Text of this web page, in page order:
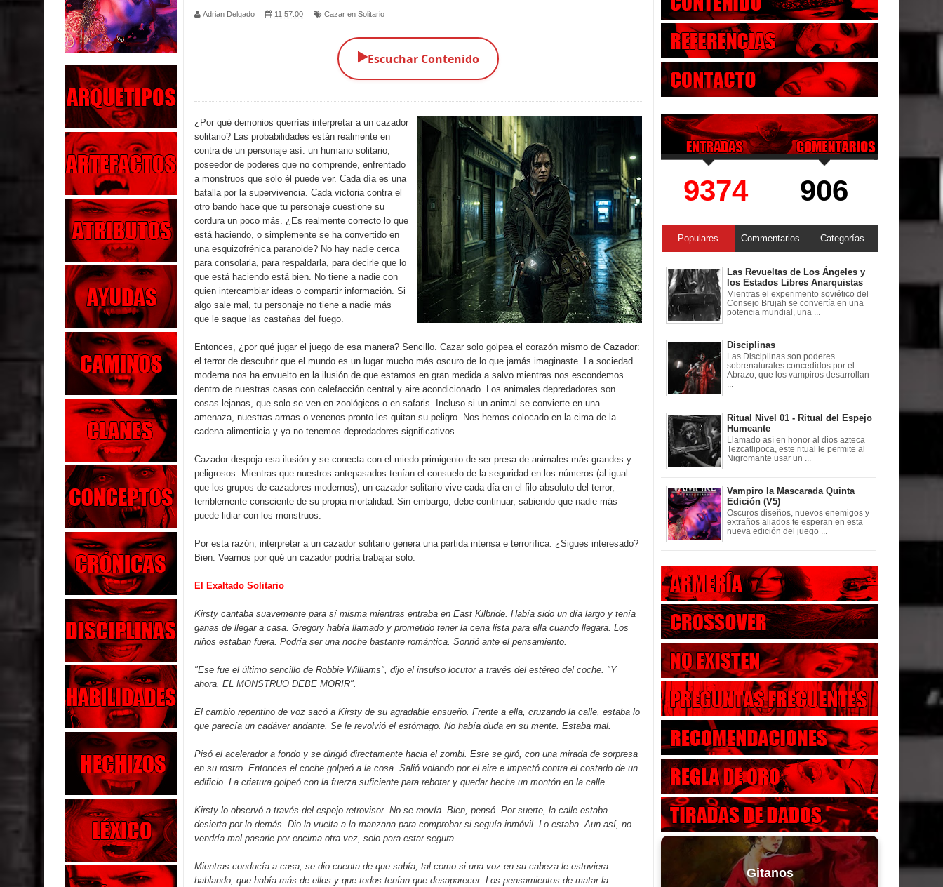
Parte 02: Los Muertos Gobiernan a los Vivos
Parte 01: Escondido a Plena Luz
Parte 02: El Enemigo de mi Enemigo
Parte 06: Coletazos
Parte 05: Los Horrores del Infierno
Parte 04: Oídos Sordos
Parte 03: La Traición
Parte 02: Vuelve el Hijo Prodigo
Parte 03: Reflexiones
Adrian Delgado 11:57:00 Cazar en Solitario
▶️Escuchar Contenido
¿Por qué demonios querrías interpretar a un cazador
solitario? Las probabilidades están realmente en
contra de un personaje así: un humano solitario,
poseedor de poderes que no comprende, enfrentado
a monstruos que solo él puede ver. Cada día es una
batalla por la supervivencia. Cada victoria contra el
otro bando hace que tu personaje cuestione su
cordura un poco más. ¿Es realmente correcto lo que
está haciendo, o simplemente se ha convertido en
una esquizofrénica paranoide? No hay nadie cerca
para consolarla, para respaldarla, para decirle que lo
que está haciendo está bien. No tiene a nadie con
quien intercambiar ideas o compartir información. Si
algo sale mal, tu personaje no tiene a nadie más
que le saque las castañas del fuego.
Entonces, ¿por qué jugar el juego de esa manera? Sencillo. Cazar solo golpea el corazón mismo de Cazador:
el terror de descubrir que el mundo es un lugar mucho más oscuro de lo que jamás imaginaste. La sociedad
moderna nos ha envuelto en la ilusión de que estamos en gran medida a salvo mientras nos escondemos
dentro de nuestras casas con calefacción central y aire acondicionado. Los animales depredadores son
cosas lejanas, que solo se ven en zoológicos o en safaris. Incluso si un animal se convierte en una
amenaza, nuestras armas o venenos pronto les quitan su peligro. Nos hemos colocado en la cima de la
cadena alimenticia y ya no tenemos depredadores significativos.
Cazador despoja esa ilusión y se conecta con el miedo primigenio de ser presa de animales más grandes y
peligrosos. Mientras que nuestros antepasados tenían el consuelo de la seguridad en los números (al igual
que los grupos de cazadores modernos), un cazador solitario vive cada día en el filo absoluto del terror,
terriblemente consciente de su propia mortalidad. Sin embargo, debe continuar, sabiendo que nadie más
puede lidiar con los monstruos.
Por esta razón, interpretar a un cazador solitario genera una partida intensa e terrorífica. ¿Sigues interesado?
Bien. Veamos por qué un cazador podría trabajar solo.
El Exaltado Solitario
Kirsty cantaba suavemente para sí misma mientras entraba en East Kilbride. Había sido un día largo y tenía
ganas de llegar a casa. Gregory había llamado y prometido tener la cena lista para ella cuando llegara. Los
niños estaban fuera. Podría ser una noche bastante romántica. Sonrió ante el pensamiento.
"Ese fue el último sencillo de Robbie Williams", dijo el insulso locutor a través del estéreo del coche. "Y
ahora, EL MONSTRUO DEBE MORIR".
El cambio repentino de voz sacó a Kirsty de su agradable ensueño. Frente a ella, cruzando la calle, estaba lo
que parecía un cadáver andante. Se le revolvió el estómago. No había duda en su mente. Estaba mal.
Pisó el acelerador a fondo y se dirigió directamente hacia el zombi. Este se giró, con una mirada de sorpresa
en su rostro. Entonces el coche golpeó a la cosa. Salió volando por el aire e impactó contra el costado de un
edificio. La criatura golpeó con la fuerza suficiente para rebotar y quedar hecha un montón en la calle.
Kirsty lo observó a través del espejo retrovisor. No se movía. Bien, pensó. Por suerte, la calle estaba
desierta por lo demás. Dio la vuelta a la manzana para comprobar si seguía inmóvil. Lo estaba. Aun así, no
vendría mal pasarle por encima otra vez, solo para estar segura.
Mientras conducía a casa, se dio cuenta de que sabía, tal como si una voz en su cabeza le estuviera
hablando, que había más de ellos y que todos tenían que desaparecer. Los pensamientos de matar la
9374 906
Populares Commentarios Categorías
Las Revueltas de Los Ángeles y
los Estados Libres Anarquistas
Mientras el experimento soviético del
Consejo Brujah se convertía en una
potencia mundial, una ...
Disciplinas
Las Disciplinas son poderes
sobrenaturales concedidos por el
Abrazo, que los vampiros desarrollan
Ritual Nivel 01 - Ritual del Espejo
Humeante
Llamado así en honor al dios azteca
Tezcatlipoca, este ritual le permite al
Nigromante usar un ...
Vampiro la Mascarada Quinta
Edición (V5)
Oscuros diseños, nuevos enemigos y
extraños aliados te esperan en esta
nueva edición del juego ...
Gitanos